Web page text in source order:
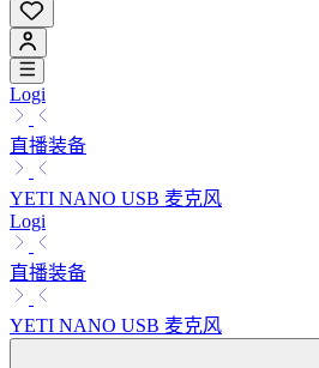
Logi
直播装备
YETI NANO USB 麦克风
Logi
直播装备
YETI NANO USB 麦克风